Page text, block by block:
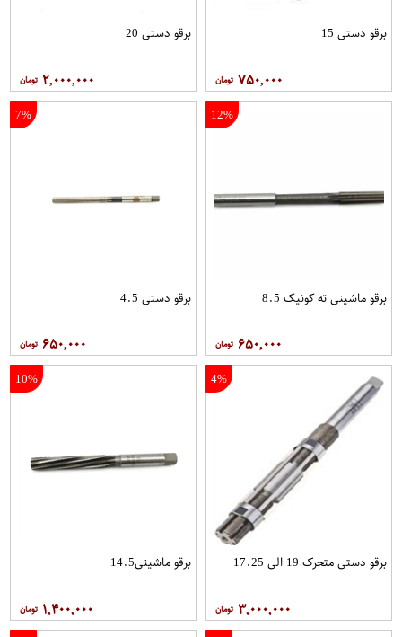
برقو دستی 15
۷۵۰,۰۰۰
برقو دستی 20
۲,۰۰۰,۰۰۰
12%
برقو ماشینی ته کونیک 8.5
۶۵۰,۰۰۰
7%
برقو دستی 4.5
۶۵۰,۰۰۰
4%
برقو دستی متحرک 19 الی 17.25
۳,۰۰۰,۰۰۰
10%
برقو ماشینی14.5
۱,۴۰۰,۰۰۰